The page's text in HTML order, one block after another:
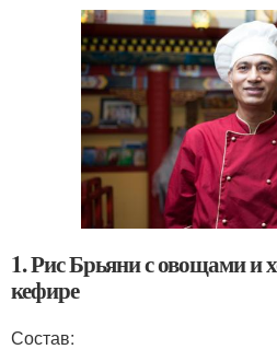
1. Рис Брьяни с овощами и
кефире
Состав: